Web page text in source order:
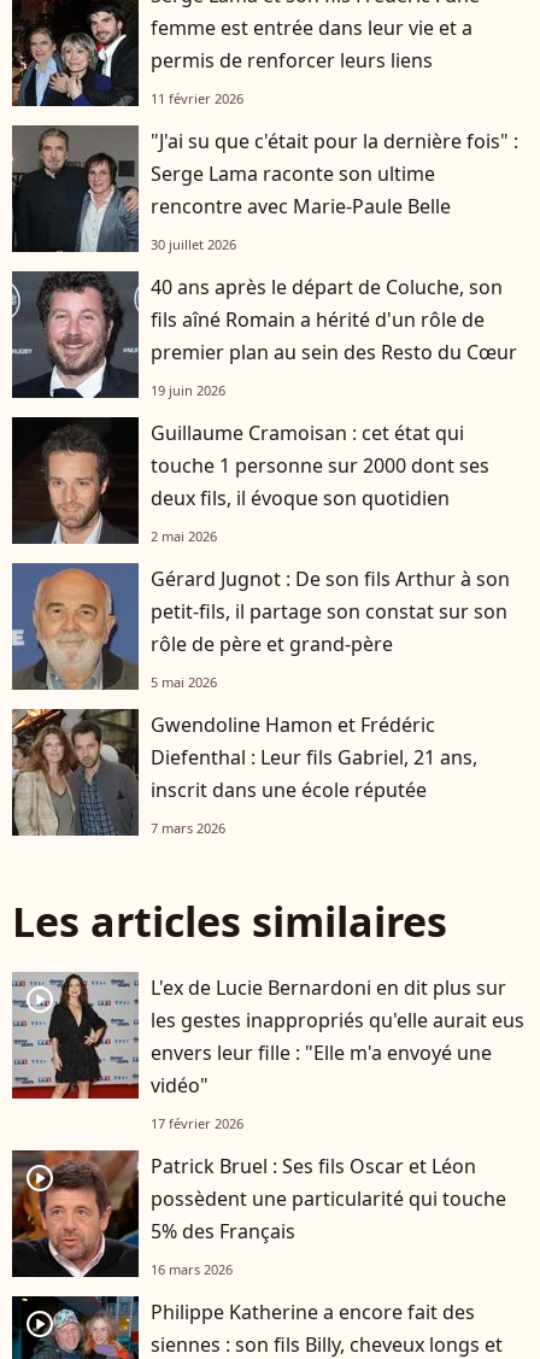
femme est entrée dans leur vie et a
permis de renforcer leurs liens
11 février 2026
"J'ai su que c'était pour la dernière fois" :
Serge Lama raconte son ultime
rencontre avec Marie-Paule Belle
30 juillet 2026
40 ans après le départ de Coluche, son
fils aîné Romain a hérité d'un rôle de
premier plan au sein des Resto du Cœur
19 juin 2026
Guillaume Cramoisan : cet état qui
touche 1 personne sur 2000 dont ses
deux fils, il évoque son quotidien
2 mai 2026
Gérard Jugnot : De son fils Arthur à son
petit-fils, il partage son constat sur son
rôle de père et grand-père
5 mai 2026
Gwendoline Hamon et Frédéric
Diefenthal : Leur fils Gabriel, 21 ans,
inscrit dans une école réputée
7 mars 2026
Les articles similaires
player2
L'ex de Lucie Bernardoni en dit plus sur
les gestes inappropriés qu'elle aurait eus
envers leur fille : "Elle m'a envoyé une
vidéo"
17 février 2026
player2
Patrick Bruel : Ses fils Oscar et Léon
possèdent une particularité qui touche
5% des Français
16 mars 2026
player2
Philippe Katherine a encore fait des
siennes : son fils Billy, cheveux longs et